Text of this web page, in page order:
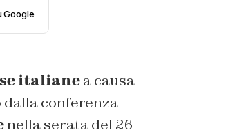
Google
italianea causa
dalla conferenza
nella serata del 26